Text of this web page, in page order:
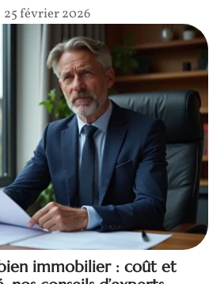
25 février 2026
immobilier : coût et